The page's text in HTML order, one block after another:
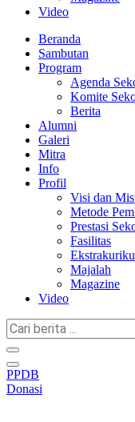
Video
Beranda
Sambutan
Program
Agenda
Komite
Berita
Alumni
Galeri
Mitra
Info
Profil
Visi dan
Metode
Prestasi
Fasilitas
Majalah
Magazine
Video
Cari
berita
...
PPDB
Donasi